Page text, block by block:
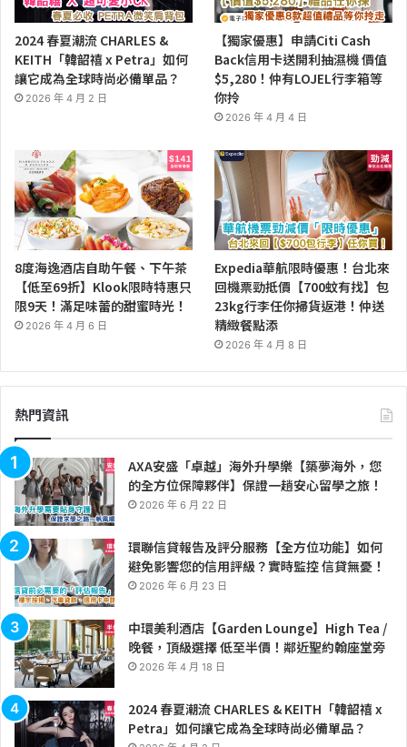
2024 春夏潮流 CHARLES &
KEITH「韓韶禧 x Petra」如何
讓它成為全球時尚必備單品？
2026 年 4 月 2 日
【獨家優惠】申請Citi Cash
Back信用卡送開利抽濕機 價值
$5,280！仲有LOJEL行李箱等
你拎
2026 年 4 月 4 日
8度海逸酒店自助午餐、下午茶
【低至69折】Klook限時特惠只
限9天！滿足味蕾的甜蜜時光！
2026 年 4 月 6 日
Expedia華航限時優惠！台北來
回機票勁抵價【700蚊有找】包
23kg行李任你掃貨返港！仲送
精緻餐點添
2026 年 4 月 8 日
熱門資訊
AXA安盛「卓越」海外升學樂【築夢海外，您
的全方位保障夥伴】保證一趟安心留學之旅！
2026 年 6 月 22 日
環聯信貸報告及評分服務【全方位功能】如何
避免影響您的信用評級？實時監控 信貸無憂！
2026 年 6 月 23 日
中環美利酒店【Garden Lounge】High Tea /
晚餐，頂級選擇 低至半價！鄰近聖約翰座堂旁
2026 年 4 月 18 日
2024 春夏潮流 CHARLES & KEITH「韓韶禧 x
Petra」如何讓它成為全球時尚必備單品？